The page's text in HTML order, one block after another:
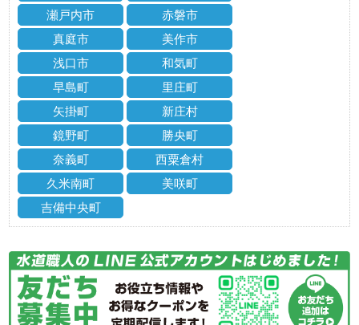
瀬戸内市
赤磐市
真庭市
美作市
浅口市
和気町
早島町
里庄町
矢掛町
新庄村
鏡野町
勝央町
奈義町
西粟倉村
久米南町
美咲町
吉備中央町